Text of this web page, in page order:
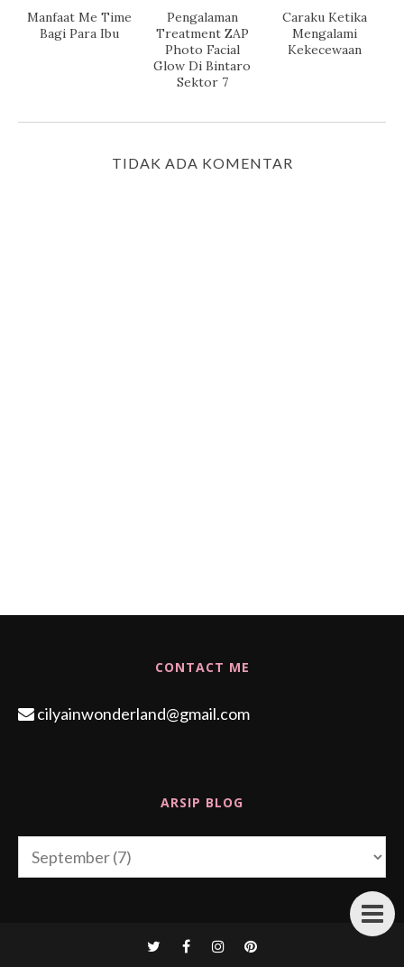
Manfaat Me Time
Bagi Para Ibu
Pengalaman
Treatment ZAP
Photo Facial
Glow Di Bintaro
Sektor 7
Caraku Ketika
Mengalami
Kekecewaan
TIDAK ADA KOMENTAR
CONTACT ME
cilyainwonderland@gmail.com
ARSIP BLOG